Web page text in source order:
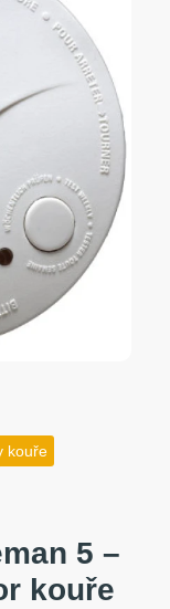
kouře
5 –
kouře